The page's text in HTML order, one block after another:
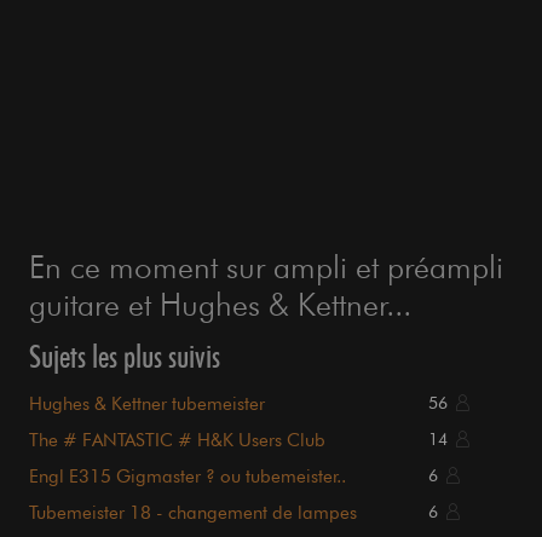
En ce moment sur ampli et préampli
guitare et Hughes & Kettner...
Sujets les plus suivis
Hughes & Kettner tubemeister 56
The # FANTASTIC # H&K Users Club 14
Engl E315 Gigmaster ? ou tubemeister.. 6
Tubemeister 18 - changement de lampes 6